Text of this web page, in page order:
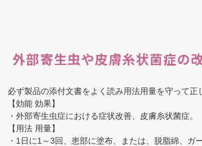
外部寄生虫や皮膚糸状菌症の
必ず製品の添付文書をよく読み用法用量を守って正
【効能 効果】
・外部寄生虫症における症状改善、皮膚糸状菌症。
【用法 用量】
・1日に1～3回、患部に塗布、または、脱脂綿、ガ